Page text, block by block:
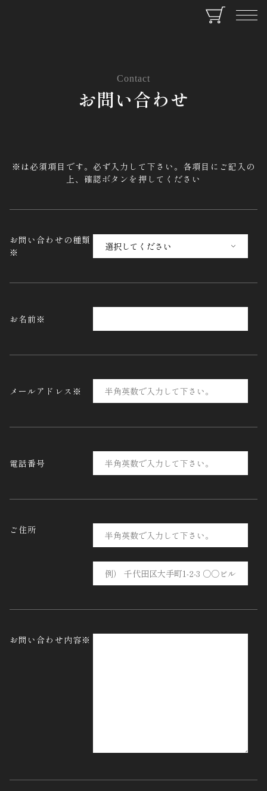
Contact
お問い合わせ
※は必須項目です。必ず入力して下さい。各項目にご記入の
上、確認ボタンを押してください
お問い合わせの種類
※
お名前※
メールアドレス※
電話番号
ご住所
お問い合わせ内容※